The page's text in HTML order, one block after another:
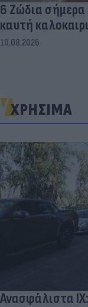
6 Ζώδια
καυτή
10.08.2026
ΧΡΗΣΙΜΑ
Ανασφάλιστα